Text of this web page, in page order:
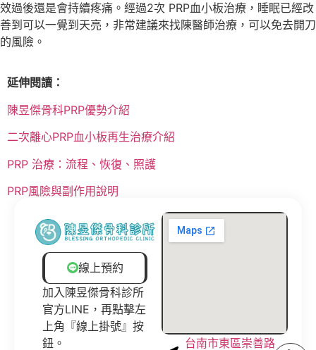
效過後還是會持續疼痛。經過2次 PRP血小板治療，睡眠已經改
善到可以一覺到天亮，非常建議來找陳醫師治療，可以免去開刀
的風險。
延伸閱讀：
陳昱傑骨科PRP優勢介紹
二次離心PRP血小板再生治療介紹
PRP 治療：流程、恢復、照護
PRP風險與副作用說明
線上預約
加入陳昱傑骨科診所
官方LINE，再點擊左
上角『線上掛號』按
鈕。
台南市東區崇善路